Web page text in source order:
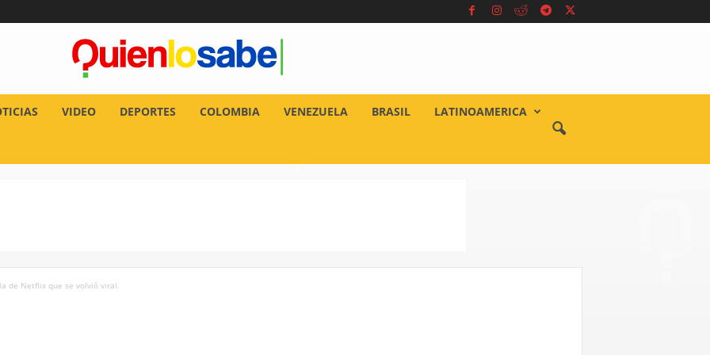
VIDEO DEPORTES COLOMBIA VENEZUELA BRASIL LATINOAMERICA
de Netflix que se volvió viral.